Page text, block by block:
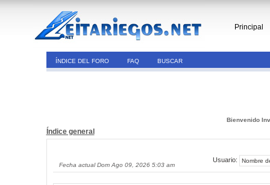
Principal
ÍNDICE DEL FORO FAQ BUSCAR
Bienvenido
Índice general
Fecha actual Dom Ago 09, 2026 5:03 am
Usuario: